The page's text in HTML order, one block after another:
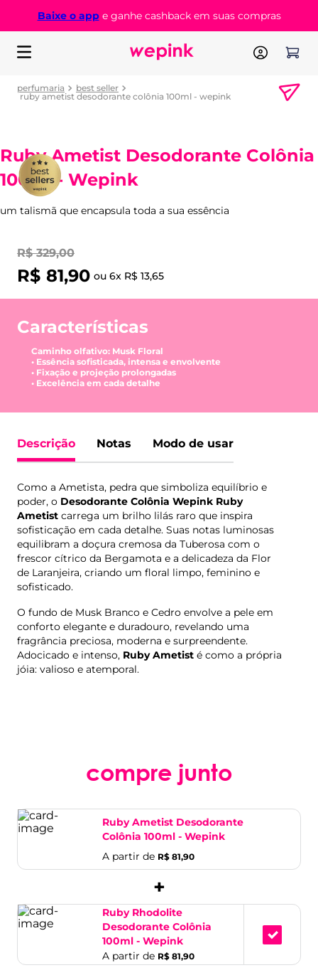
Baixe o appe ganhe cashback em suas compras
perfumaria
best seller
ruby ametist desodorante colônia 100ml - wepink
Ruby Ametist Desodorante Colônia
100ml - Wepink
um talismã que encapsula toda a sua essência
R$ 329,00
R$ 81,90 ou 6x R$ 13,65
Características
Caminho olfativo: Musk Floral
• Essência sofisticada, intensa e envolvente
• Fixação e projeção prolongadas
• Excelência em cada detalhe
Descrição Notas Modo de usar
Como a Ametista, pedra que simboliza equilíbrio e
poder, o Desodorante Colônia Wepink Ruby
Ametist carrega um brilho lilás raro que inspira
sofisticação em cada detalhe. Suas notas luminosas
equilibram a doçura cremosa da Tuberosa com o
frescor cítrico da Bergamota e a delicadeza da Flor
de Laranjeira, criando um floral limpo, feminino e
sofisticado.
O fundo de Musk Branco e Cedro envolve a pele em
conforto elegante e duradouro, revelando uma
fragrância preciosa, moderna e surpreendente.
Adocicado e intenso, Ruby Ametist é como a própria
jóia: valioso e atemporal.
compre junto
Ruby Ametist Desodorante
Colônia 100ml - Wepink
A partir de R$ 81,90
+
Ruby Rhodolite
Desodorante Colônia
100ml - Wepink
A partir de R$ 81,90